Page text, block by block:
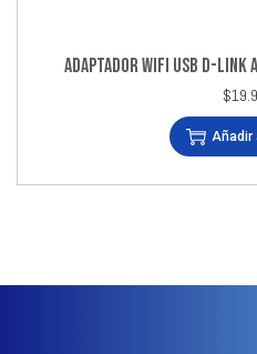
ADAPTADOR WIFI USB D-LINK
$
Añadir